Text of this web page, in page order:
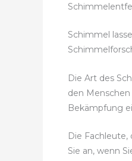
Schimmel
Die Art des
den
Bekämpfung
Die
Sie an, wenn